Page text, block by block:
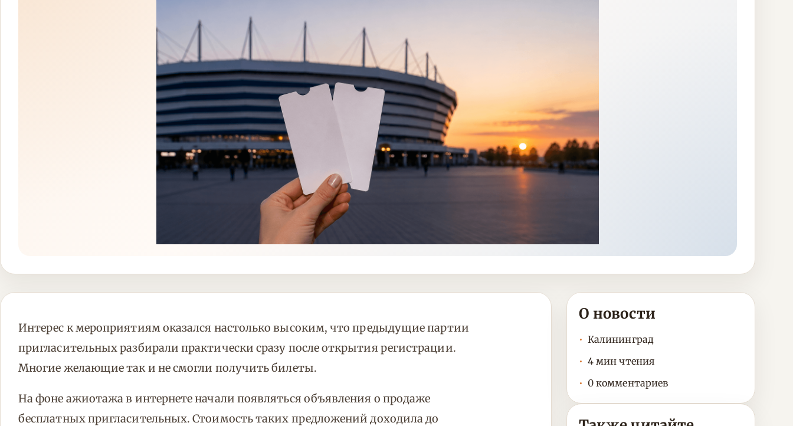
Интерес к мероприятиям оказался настолько высоким, что предыдущие партии
пригласительных разбирали практически сразу после открытия регистрации.
Многие желающие так и не смогли получить билеты.
На фоне ажиотажа в интернете начали появляться объявления о продаже
бесплатных пригласительных. Стоимость таких предложений доходила до
О новости
Калининград
4 мин чтения
0 комментариев